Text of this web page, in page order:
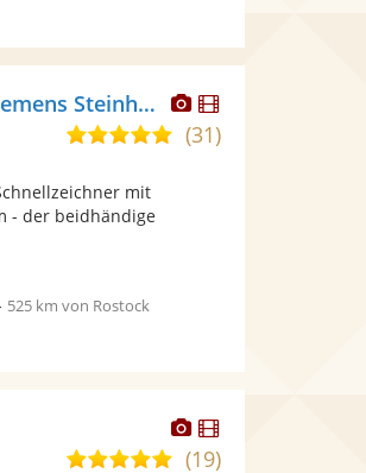
Dieser
Künstler
stellt
Dieser
Künstler
beidhändiger Schnellzeichner Clemens Steinhauer
5,0(31)
mit
- der beidhändige
525 km von Rostock
Dieser
Künstler
Dieser
Künstler
4,9(19)